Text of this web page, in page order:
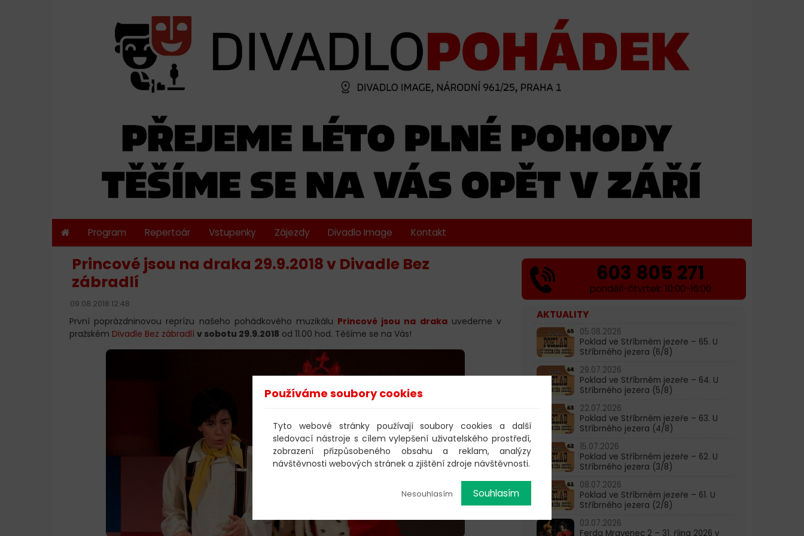
Program Repertoár Vstupenky Zájezdy Divadlo Image Kontakt
Princové jsou na draka 29.9.2018 v Divadle Bez
zábradlí
09.08.2018 12:48
První poprázdninovou reprízu našeho pohádkového muzikálu Princové jsou na drakauvedeme v
pražském Divadle Bez zábradlí v sobotu 29.9.2018 od 11.00 hod. Těšíme se na Vás!
603 805 271
pondělí-čtvrtek: 10:00-16:00
AKTUALITY
05.08.2026
Poklad ve Stříbrném jezeře – 65. U
Stříbrného jezera (6/8)
29.07.2026
Poklad ve Stříbrném jezeře – 64. U
Stříbrného jezera (5/8)
22.07.2026
Poklad ve Stříbrném jezeře – 63. U
Stříbrného jezera (4/8)
15.07.2026
Poklad ve Stříbrném jezeře – 62. U
Stříbrného jezera (3/8)
08.07.2026
Poklad ve Stříbrném jezeře – 61. U
Stříbrného jezera (2/8)
03.07.2026
Ferda Mravenec 2 – 31. října 2026 v
Používáme soubory cookies
Tyto webové stránky používají soubory cookies a další
sledovací nástroje s cílem vylepšení uživatelského prostředí,
zobrazení přizpůsobeného obsahu a reklam, analýzy
návštěvnosti webových stránek a zjištění zdroje návštěvnosti.
Nesouhlasím Souhlasím